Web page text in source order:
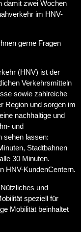
damit zwei Wochen
im HNV-
gerne Fragen
(HNV) ist der
Verkehrsmitteln
sowie zahlreiche
Region und sorgen im
nachhaltige und
und
sehen lassen:
Stadtbahnen
30 Minuten.
HNV-KundenCentern.
und
speziell für
Mobilität beinhaltet